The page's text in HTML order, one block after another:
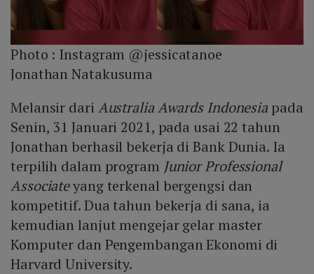
Photo : Instagram @jessicatanoe
Jonathan Natakusuma
Melansir dari Australia Awards Indonesia pada
Senin, 31 Januari 2021, pada usai 22 tahun
Jonathan berhasil bekerja di Bank Dunia. Ia
terpilih dalam program Junior Professional
Associateyang terkenal bergengsi dan
kompetitif. Dua tahun bekerja di sana, ia
kemudian lanjut mengejar gelar master
Komputer dan Pengembangan Ekonomi di
Harvard University.